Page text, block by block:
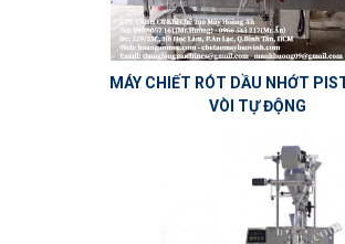
MÁY CHIẾT RÓT DẦU NHỚT
VÒI TỰ ĐỘNG